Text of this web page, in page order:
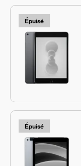
Épuisé
Épuisé